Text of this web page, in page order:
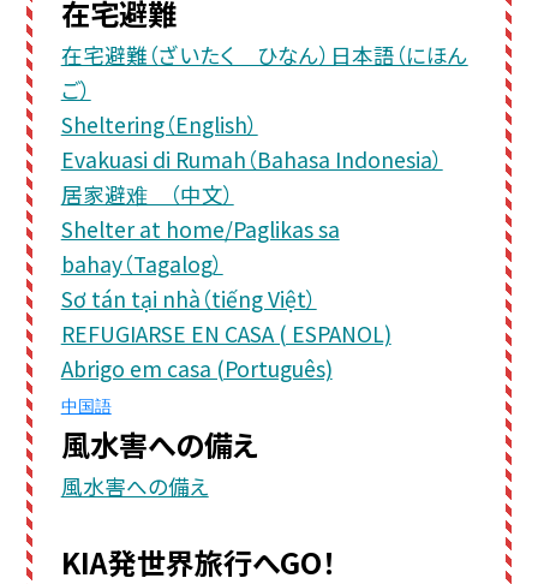
在宅避難
在宅避難（ざいたく ひなん）日本語（にほん
ご）
Sheltering（English）
Evakuasi di Rumah（Bahasa Indonesia）
居家避难 （中文）
Shelter at home/Paglikas sa
bahay（Tagalog）
Sơ tán tại nhà（tiếng Việt）
REFUGIARSE EN CASA ( ESPANOL)
Abrigo em casa (Português)
中国語
風水害への備え
風水害への備え
KIA発世界旅行へGO！